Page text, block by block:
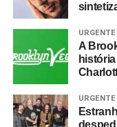
URGENTE
A
URGENTE